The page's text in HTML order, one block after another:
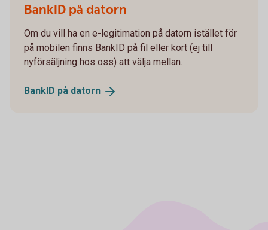
BankID på datorn
Om du vill ha en e-legitimation på datorn istället för
på mobilen finns BankID på fil eller kort (ej till
nyförsäljning hos oss) att välja mellan.
BankID på datorn